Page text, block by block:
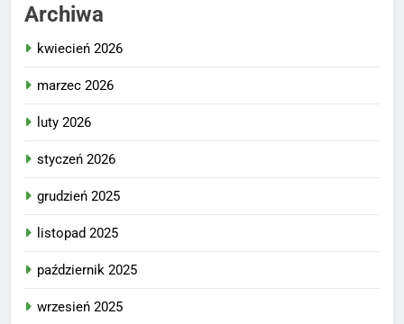
Archiwa
kwiecień 2026
marzec 2026
luty 2026
styczeń 2026
grudzień 2025
listopad 2025
październik 2025
wrzesień 2025